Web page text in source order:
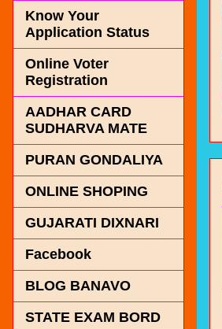
Know Your
Application Status
Online Voter
Registration
AADHAR CARD
SUDHARVA MATE
PURAN GONDALIYA
ONLINE SHOPING
GUJARATI DIXNARI
Facebook
BLOG BANAVO
STATE EXAM BORD